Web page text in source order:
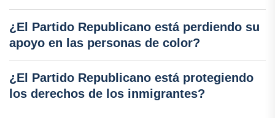
¿El Partido Republicano está perdiendo su
apoyo en las personas de color?
¿El Partido Republicano está protegiendo
los derechos de los inmigrantes?